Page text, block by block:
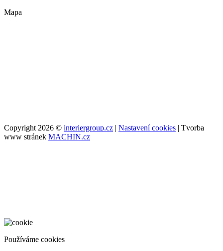
Mapa
Copyright 2026 © interiergroup.cz | Nastavení cookies | Tvorba
www stránek MACHIN.cz
Používáme cookies